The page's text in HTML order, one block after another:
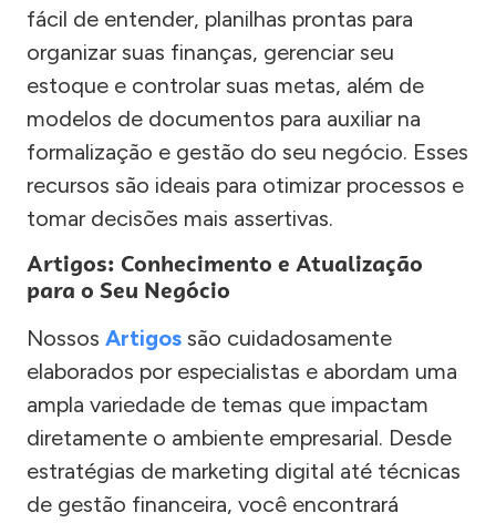
fácil de entender, planilhas prontas para
organizar suas finanças, gerenciar seu
estoque e controlar suas metas, além de
modelos de documentos para auxiliar na
formalização e gestão do seu negócio. Esses
recursos são ideais para otimizar processos e
tomar decisões mais assertivas.
Artigos: Conhecimento e Atualização
para o Seu Negócio
Nossos Artigos são cuidadosamente
elaborados por especialistas e abordam uma
ampla variedade de temas que impactam
diretamente o ambiente empresarial. Desde
estratégias de marketing digital até técnicas
de gestão financeira, você encontrará